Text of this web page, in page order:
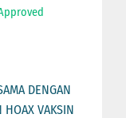
DENGAN
HOAX VAKSIN